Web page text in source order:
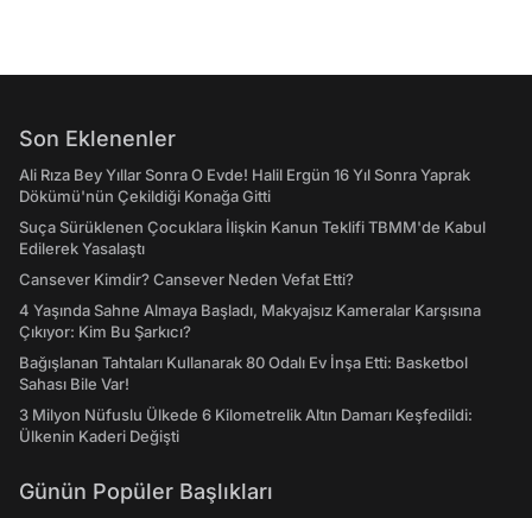
Son Eklenenler
Ali Rıza Bey Yıllar Sonra O Evde! Halil Ergün 16 Yıl Sonra Yaprak
Dökümü'nün Çekildiği Konağa Gitti
Suça Sürüklenen Çocuklara İlişkin Kanun Teklifi TBMM'de Kabul
Edilerek Yasalaştı
Cansever Kimdir? Cansever Neden Vefat Etti?
4 Yaşında Sahne Almaya Başladı, Makyajsız Kameralar Karşısına
Çıkıyor: Kim Bu Şarkıcı?
Bağışlanan Tahtaları Kullanarak 80 Odalı Ev İnşa Etti: Basketbol
Sahası Bile Var!
3 Milyon Nüfuslu Ülkede 6 Kilometrelik Altın Damarı Keşfedildi:
Ülkenin Kaderi Değişti
Günün Popüler Başlıkları